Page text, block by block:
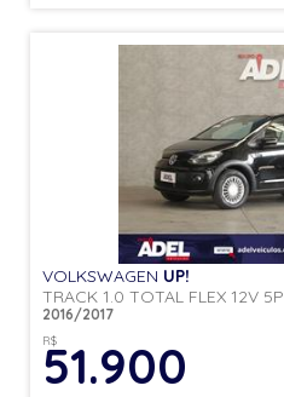
VOLKSWAGEN UP!
TRACK 1.0 TOTAL FLEX 12V 5P
2016/2017
R$
51.900